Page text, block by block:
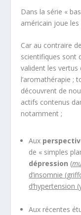
Dans la série «
américain joue
Car au contraire
scientifiques sont
valident les
l’aromathérapie ;
découvrent de
actifs contenus
notamment ;
Aux
de « simples
dépression (
d’insomnie
d’hypertension
Aux récentes